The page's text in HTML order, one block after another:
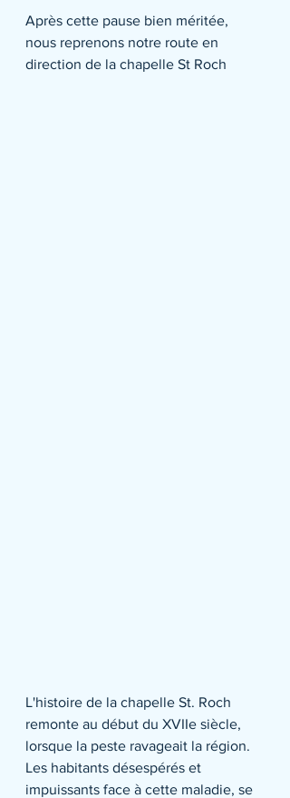
Après cette pause bien méritée,
nous reprenons notre route en
direction de la chapelle St Roch
L'histoire de la chapelle St. Roch
remonte au début du XVIIe siècle,
lorsque la peste ravageait la région.
Les habitants désespérés et
impuissants face à cette maladie, se